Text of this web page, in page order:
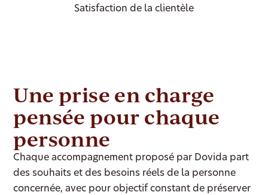
Satisfaction de la clientèle
Une prise en charge
pensée pour chaque
personne
Chaque accompagnement proposé par Dovida part
des souhaits et des besoins réels de la personne
concernée, avec pour objectif constant de préserver